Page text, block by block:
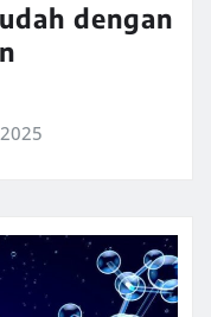
dengan